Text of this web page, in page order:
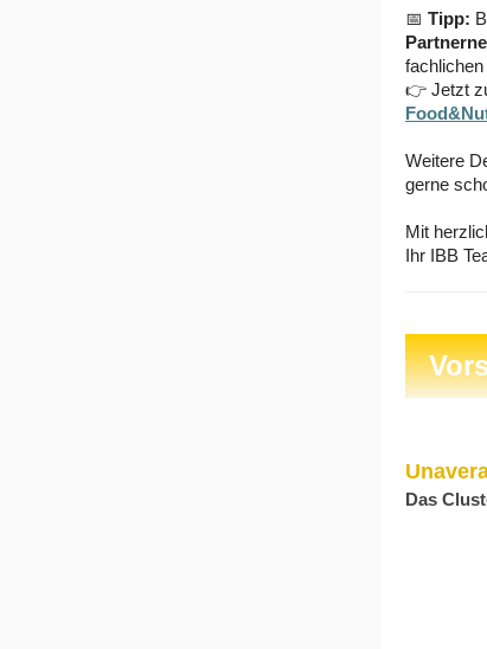
📅 Tipp:
👉 Jetzt
Weitere
gerne
Mit
Ihr IBB
Das